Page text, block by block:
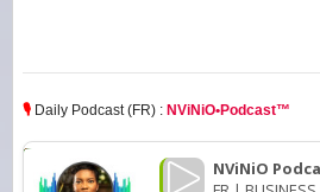
🎙️ Daily Podcast (FR) : NViNiO•Podcast™